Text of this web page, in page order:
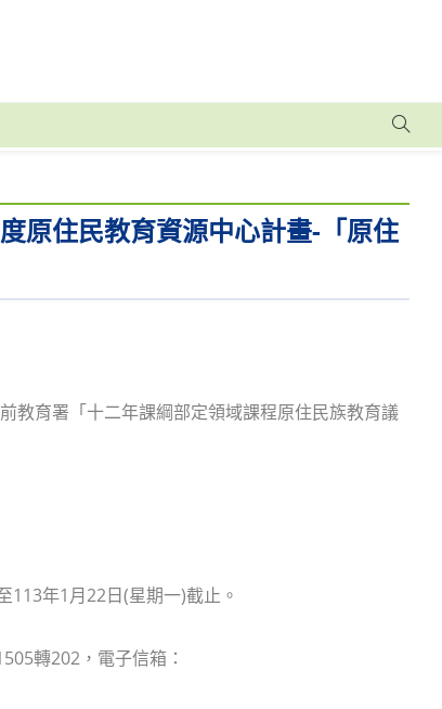
原住民教育資源中心計畫-「原住
教育署「十二年課綱部定領域課程原住民族教育議
年1月22日(星期一)截止。
轉202，電子信箱：